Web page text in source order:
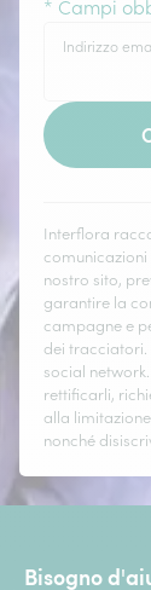
* Campi
Indirizzo
Interflora
comunicazioni
nostro sito,
garantire la
campagne e
dei
social
rettificarli,
alla
nonché
Bisogno